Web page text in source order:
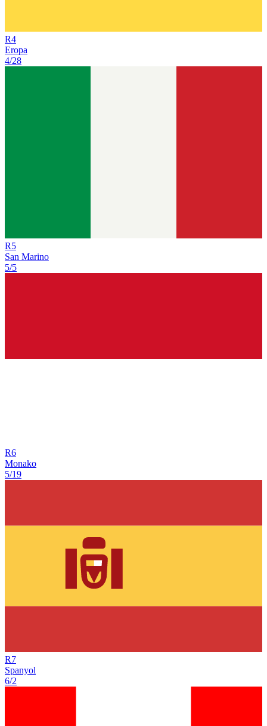
R4
Eropa
4/28
R5
San Marino
5/5
R6
Monako
5/19
R7
Spanyol
6/2